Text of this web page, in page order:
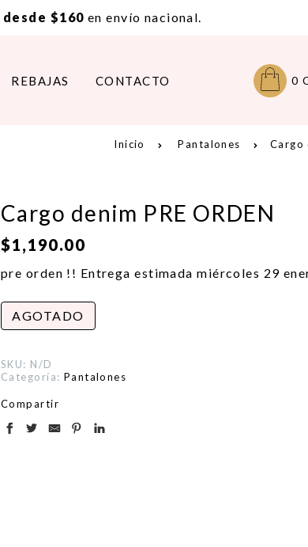
desde $160 en envío nacional.
REBAJAS CONTACTO 0
Inicio Pantalones Cargo
Cargo denim PRE ORDEN
$1,190.00
pre orden !! Entrega estimada miércoles 29
AGOTADO
SKU: N/D
Categoría: Pantalones
Compartir